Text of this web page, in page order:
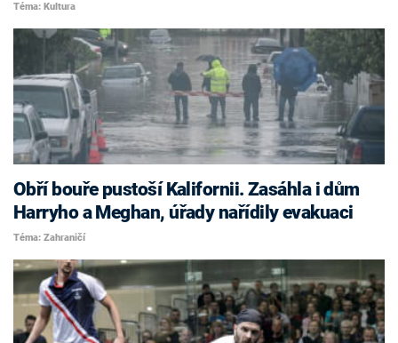
Téma: Kultura
Obří bouře pustoší Kalifornii. Zasáhla i dům
Harryho a Meghan, úřady nařídily evakuaci
Téma: Zahraničí